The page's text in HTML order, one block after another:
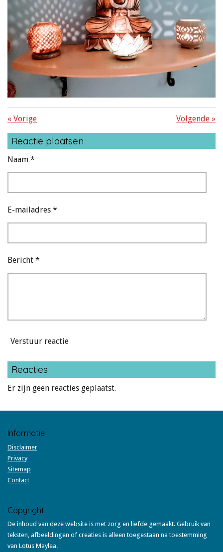
« Vorige Volgende »
Reactie plaatsen
Naam *
E-mailadres *
Bericht *
Verstuur reactie
Reacties
Er zijn geen reacties geplaatst.
Informatie
Disclaimer
Privacy
Sitemap
Contact
Copyright
De inhoud van deze website is met zorg en liefde gemaakt. Gebruik van
teksten, afbeeldingen of creaties is alleen toegestaan na toestemming
van Lotus Maylea.